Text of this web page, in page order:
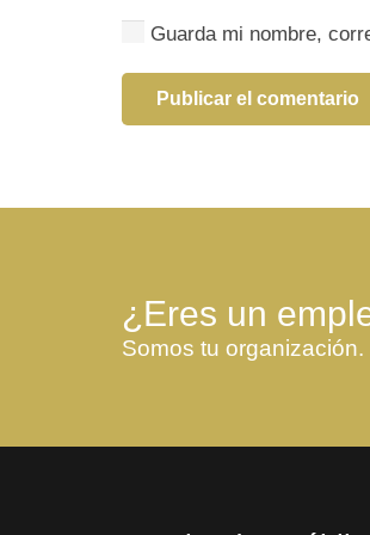
Guarda mi nombre,
Publicar el comentario
¿Eres un
Somos tu